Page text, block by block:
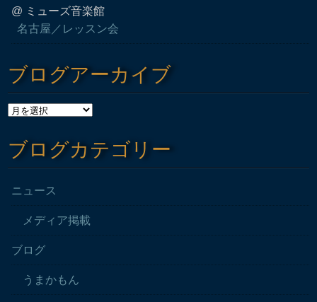
@ ミューズ音楽館
名古屋／レッスン会
ブログアーカイブ
ブログカテゴリー
ニュース
メディア掲載
ブログ
うまかもん